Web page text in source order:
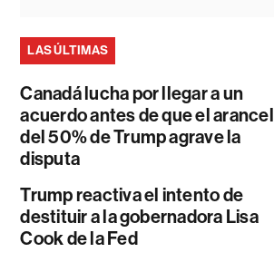
LAS ÚLTIMAS
Canadá lucha por llegar a un
acuerdo antes de que el arancel
del 50% de Trump agrave la
disputa
Trump reactiva el intento de
destituir a la gobernadora Lisa
Cook de la Fed